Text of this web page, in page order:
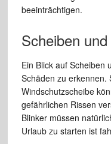
beeinträchtigen.
Scheiben
Ein Blick auf Scheiben
Schäden zu erkennen.
Windschutzscheibe
gefährlichen Rissen
Blinker müssen
Urlaub zu starten ist